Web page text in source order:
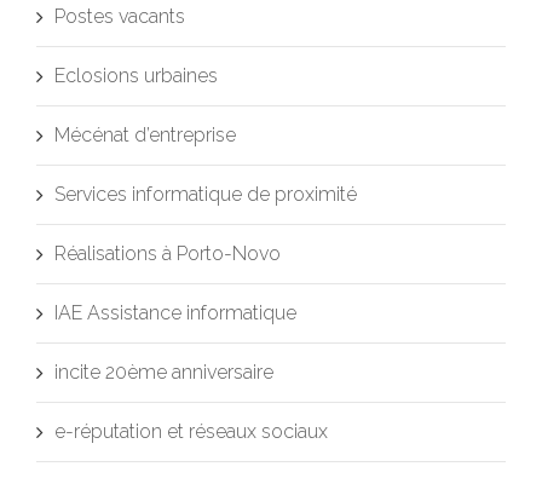
Postes vacants
Eclosions urbaines
Mécénat d’entreprise
Services informatique de proximité
Réalisations à Porto-Novo
IAE Assistance informatique
incite 20ème anniversaire
e-réputation et réseaux sociaux